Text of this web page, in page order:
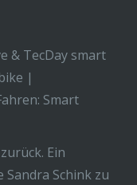
& TecDay smart
|
Smart
Ein
Sandra Schink zu